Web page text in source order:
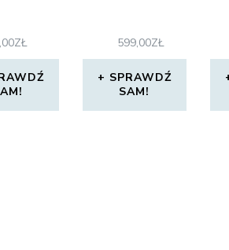
ZŁ 599,00ZŁ
SPRAWDŹ
SAM!